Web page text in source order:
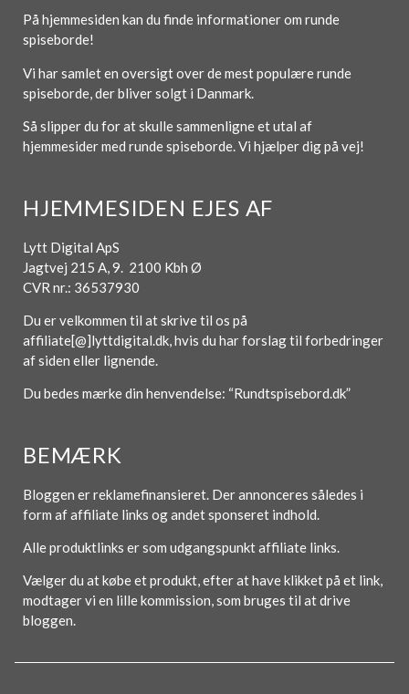
På hjemmesiden kan du finde informationer om runde
spiseborde!
Vi har samlet en oversigt over de mest populære runde
spiseborde, der bliver solgt i Danmark.
Så slipper du for at skulle sammenligne et utal af
hjemmesider med runde spiseborde. Vi hjælper dig på vej!
HJEMMESIDEN EJES AF
Lytt Digital ApS
Jagtvej 215 A, 9. 2100 Kbh Ø
CVR nr.: 36537930
Du er velkommen til at skrive til os på
affiliate[@]lyttdigital.dk, hvis du har forslag til forbedringer
af siden eller lignende.
Du bedes mærke din henvendelse: “Rundtspisebord.dk”
BEMÆRK
Bloggen er reklamefinansieret. Der annonceres således i
form af affiliate links og andet sponseret indhold.
Alle produktlinks er som udgangspunkt affiliate links.
Vælger du at købe et produkt, efter at have klikket på et link,
modtager vi en lille kommission, som bruges til at drive
bloggen.